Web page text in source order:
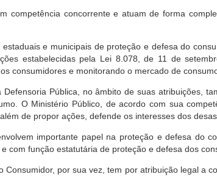
competência concorrente e atuam de forma
e municipais de proteção e defesa do
estabelecidas pela Lei 8.078, de 11 de
consumidores e monitorando o mercado de
Defensoria Pública, no âmbito de suas atribuições,
O Ministério Público, de acordo com sua
de propor ações, defende os interesses dos
importante papel na proteção e defesa do
com função estatutária de proteção e defesa dos
Consumidor, por sua vez, tem por atribuição legal a